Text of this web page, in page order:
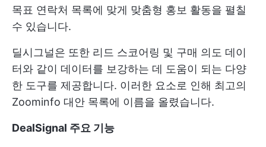
목표 연락처 목록에 맞게 맞춤형 홍보 활동을 펼칠
수 있습니다.
딜시그널은 또한 리드 스코어링 및 구매 의도 데이
터와 같이 데이터를 보강하는 데 도움이 되는 다양
한 도구를 제공합니다. 이러한 요소로 인해 최고의
Zoominfo 대안 목록에 이름을 올렸습니다.
DealSignal 주요 기능